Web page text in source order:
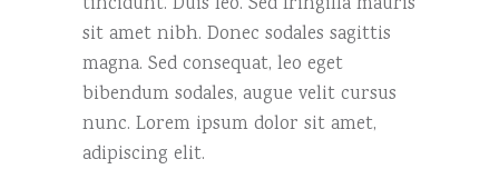
sit amet nibh. Donec sodales sagittis
magna. Sed consequat, leo eget
bibendum sodales, augue velit cursus
nunc. Lorem ipsum dolor sit amet,
adipiscing elit.